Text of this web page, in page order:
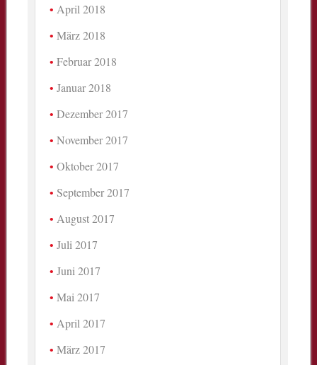
April 2018
März 2018
Februar 2018
Januar 2018
Dezember 2017
November 2017
Oktober 2017
September 2017
August 2017
Juli 2017
Juni 2017
Mai 2017
April 2017
März 2017